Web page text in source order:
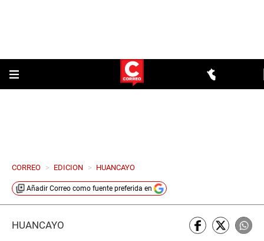
CORREO > EDICION > HUANCAYO
Añadir Correo como fuente preferida en
HUANCAYO